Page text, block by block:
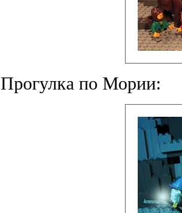
Прогулка по Мории: